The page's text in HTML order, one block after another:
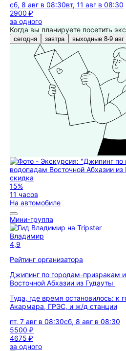
сб, 8 авг в 08:30вт, 11 авг в 08:30
2900 ₽
за одного
Когда вы планируете посетить
сегодня завтра выходные 8-9 авг
скидка
15%
11 часов
На автомобиле
Мини-группа
Владимир
4,9
Рейтинг организатора
Джипинг по городам-призракам
Восточной Абхазии из Гудауты
Туда, где время остановилось: к
Акармара, ГРЭС, и ж/д станции
пт, 7 авг в 08:30сб, 8 авг в 08:30
5500 ₽
4675 ₽
за одного